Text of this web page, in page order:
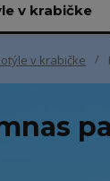
v krabičke
v krabičke